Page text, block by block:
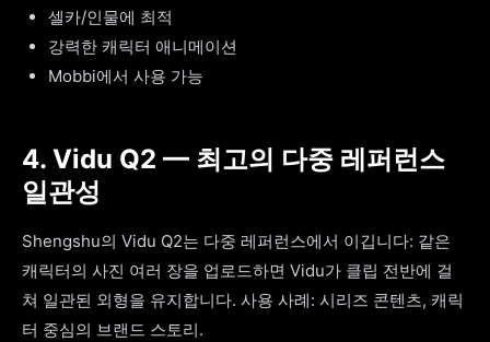
셀카/인물에 최적
강력한 캐릭터 애니메이션
Mobbi에서 사용 가능
4. Vidu Q2 — 최고의 다중 레퍼런스
일관성
Shengshu의 Vidu Q2는 다중 레퍼런스에서 이깁니다: 같은
캐릭터의 사진 여러 장을 업로드하면 Vidu가 클립 전반에 걸
쳐 일관된 외형을 유지합니다. 사용 사례: 시리즈 콘텐츠, 캐릭
터 중심의 브랜드 스토리.